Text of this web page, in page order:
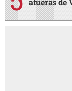
afueras de